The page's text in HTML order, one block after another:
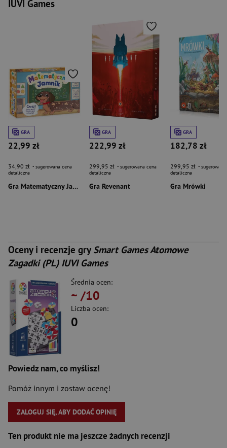
IUVI Games
GRA
22,99 zł
34,90 zł - sugerowana cena
detaliczna
Gra Matematyczny Jamnik
GRA
222,99 zł
299,95 zł - sugerowana cena
detaliczna
Gra Revenant
GRA
182,78 zł
299,95 zł -
detaliczna
Gra Mrówki
Oceny i recenzje gry Smart Games Atomowe
Zagadki (PL) IUVI Games
Średnia ocen:
~ /10
Liczba ocen:
0
Powiedz nam, co myślisz!
Pomóż innym i zostaw ocenę!
ZALOGUJ SIĘ, ABY DODAĆ OPINIĘ
Ten produkt nie ma jeszcze żadnych recenzji